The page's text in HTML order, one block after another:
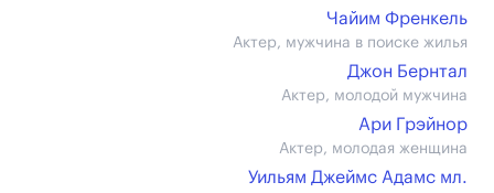
Чайим Френкель
Актер, мужчина в поиске жилья
Джон Бернтал
Актер, молодой мужчина
Ари Грэйнор
Актер, молодая женщина
Уильям Джеймс Адамс мл.